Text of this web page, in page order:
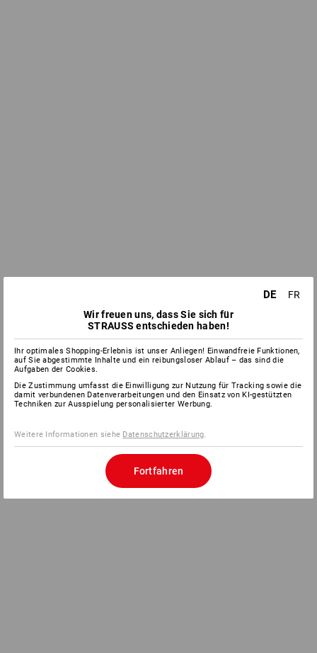
DE
FR
Wir freuen uns, dass Sie sich für
STRAUSS entschieden haben!
Ihr optimales Shopping-Erlebnis ist unser Anliegen! Einwandfreie Funktionen,
auf Sie abgestimmte Inhalte und ein reibungsloser Ablauf – das sind die
Aufgaben der Cookies.
Die Zustimmung umfasst die Einwilligung zur Nutzung für Tracking sowie die
damit verbundenen Datenverarbeitungen und den Einsatz von KI-gestützten
Techniken zur Ausspielung personalisierter Werbung.
Weitere Informationen siehe Datenschutzerklärung.
Fortfahren